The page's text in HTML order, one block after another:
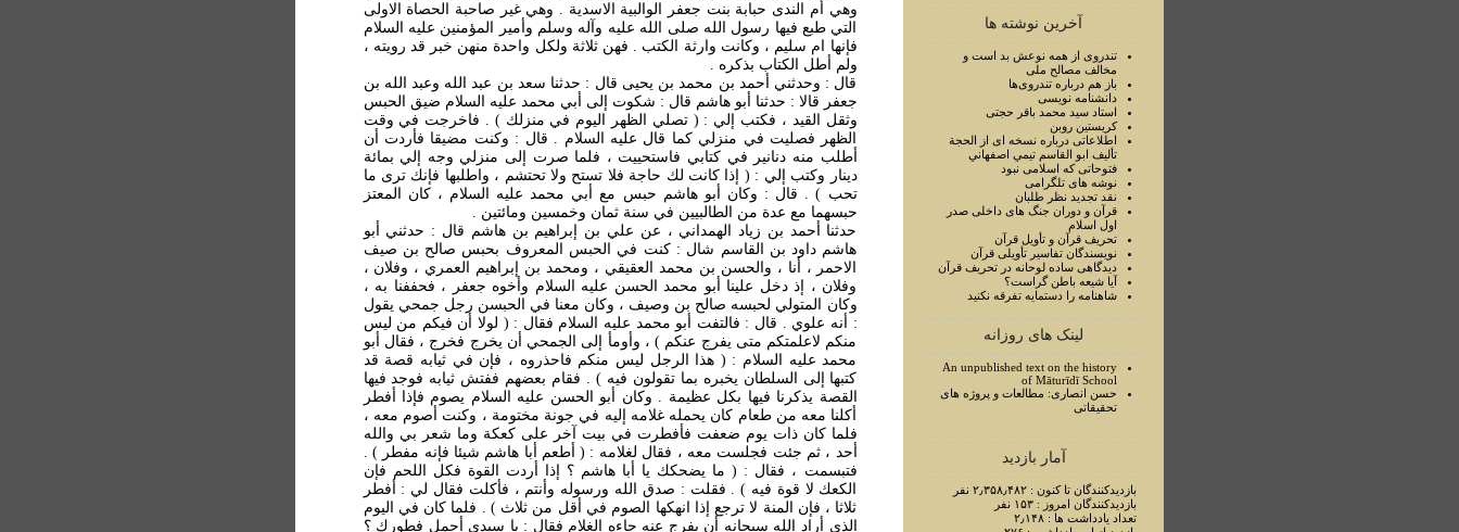
آخرین نوشته ها
تندروی از همه نوعش بد است و
مخالف مصالح ملی
باز هم درباره تندروی‌ها
دانشنامه نویسی
استاد سيد محمد باقر حجتی
کریستین روبن
اطلاعاتی درباره نسخه ای از الحجة
تأليف ابو القاسم تيمي اصفهاني
فتوحاتی که اسلامی نبود
نوشه های تلگرامی
نقد تجدید نظر طلبان
قرآن و دوران جنگ های داخلی صدر
اول اسلام
تحريف قرآن و تأويل قرآن
نويسندگان تفاسير تأويلی قرآن
ديدگاهی ساده لوحانه در تحريف قرآن
آيا شيعه باطن گراست؟
شاهنامه را دستمايه تفرقه نکنيد
لینک های روزانه
An unpublished text on the history
of Māturīdī School
حسن انصاری: مطالعات و پروژه های
تحقیقاتی
آمار بازدید
بازدیدکنندگان تا کنون : ۲٫۳۵۸٫۴۸۲ نفر
بازدیدکنندگان امروز : ۱۵۳ نفر
تعداد یادداشت ها : ۲٫۱۴۸
وهي أم الندى حبابة بنت جعفر الوالبية الاسدية . وهي غير صاحبة الحصاة الاولى
التي طبع فيها رسول الله صلى الله عليه وآله وسلم وأمير المؤمنين عليه السلام
فإنها ام سليم ، وكانت وارثة الكتب . فهن ثلاثة ولكل واحدة منهن خبر قد رويته ،
ولم أطل الكتاب بذكره .
قال : وحدثني أحمد بن محمد بن يحيى قال : حدثنا سعد بن عبد الله وعبد الله بن
جعفر قالا : حدثنا أبو هاشم قال : شكوت إلى أبي محمد عليه السلام ضيق الحبس
وثقل القيد ، فكتب إلي : ( تصلي الظهر اليوم في منزلك ) . فاخرجت في وقت
الظهر فصليت في منزلي كما قال عليه السلام . قال : وكنت مضيقا فأردت أن
أطلب منه دنانير في كتابي فاستحييت ، فلما صرت إلى منزلي وجه إلي بمائة
دينار وكتب إلي : ( إذا كانت لك حاجة فلا تستح ولا تحتشم ، واطلبها فإنك ترى ما
تحب ) . قال : وكان أبو هاشم حبس مع أبي محمد عليه السلام ، كان المعتز
حبسهما مع عدة من الطالبيين في سنة ثمان وخمسين ومائتين .
حدثنا أحمد بن زياد الهمداني ، عن علي بن إبراهيم بن هاشم قال : حدثني أبو
هاشم داود بن القاسم شال : كنت في الحبس المعروف بحبس صالح بن صيف
الاحمر ، أنا ، والحسن بن محمد العقيقي ، ومحمد بن إبراهيم العمري ، وفلان ،
وفلان ، إذ دخل علينا أبو محمد الحسن عليه السلام وأخوه جعفر ، فحففنا به ،
وكان المتولي لحبسه صالح بن وصيف ، وكان معنا في الحبسن رجل جمحي يقول
: أنه علوي . قال : فالتفت أبو محمد عليه السلام فقال : ( لولا أن فيكم من ليس
منكم لاعلمتكم متى يفرج عنكم ) ، وأومأ إلى الجمحي أن يخرج فخرج ، فقال أبو
محمد عليه السلام : ( هذا الرجل ليس منكم فاحذروه ، فإن في ثيابه قصة قد
كتبها إلى السلطان يخبره بما تقولون فيه ) . فقام بعضهم ففتش ثيابه فوجد فيها
القصة يذكرنا فيها بكل عظيمة . وكان أبو الحسن عليه السلام يصوم فإذا أفطر
أكلنا معه من طعام كان يحمله غلامه إليه في جونة مختومة ، وكنت أصوم معه ،
فلما كان ذات يوم ضعفت فأفطرت في بيت آخر على كعكة وما شعر بي والله
أحد ، ثم جئت فجلست معه ، فقال لغلامه : ( أطعم أبا هاشم شيئا فإنه مفطر ) .
فتبسمت ، فقال : ( ما يضحكك يا أبا هاشم ؟ إذا أردت القوة فكل اللحم فإن
الكعك لا قوة فيه ) . فقلت : صدق الله ورسوله وأنتم ، فأكلت فقال لي : أفطر
ثلاثا ، فإن المنة لا ترجع إذا انهكها الصوم في أقل من ثلاث ) . فلما كان في اليوم
الذي أراد الله سبحانه أن يفرج عنه جاءه الغلام فقال : يا سيدي أحمل فطورك ؟